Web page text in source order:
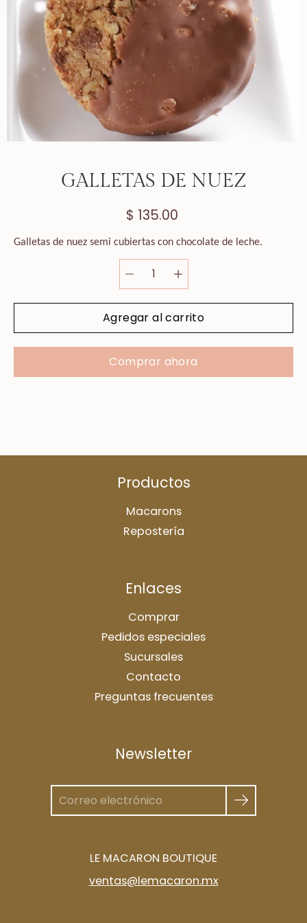
GALLETAS DE NUEZ
$ 135.00
Galletas de nuez semi cubiertas con chocolate de leche.
Agregar al carrito
Comprar ahora
Productos
Macarons
Repostería
Enlaces
Comprar
Pedidos especiales
Sucursales
Contacto
Preguntas frecuentes
Newsletter
LE MACARON BOUTIQUE
ventas@lemacaron.mx